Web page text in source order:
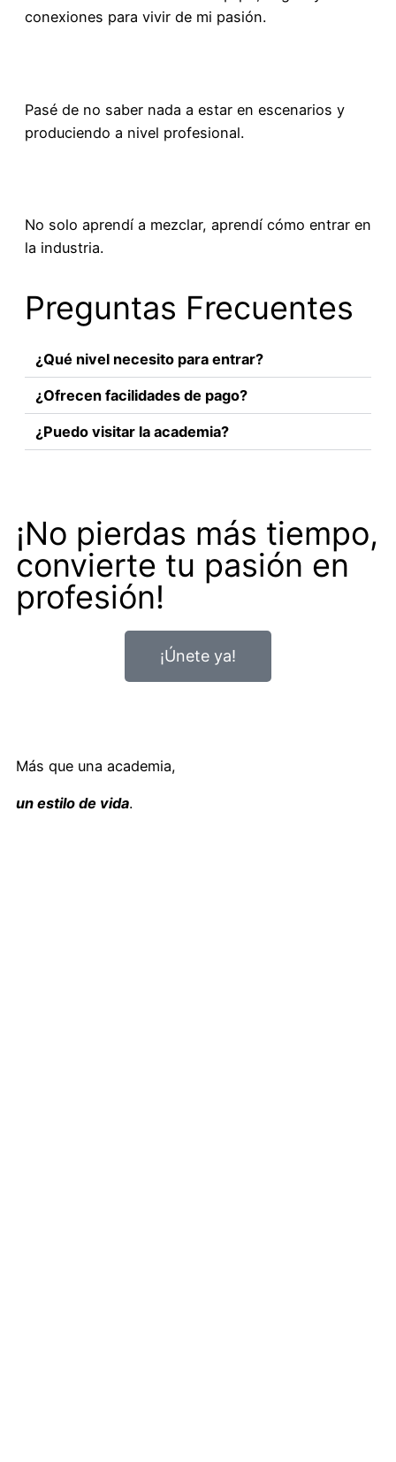
conexiones para vivir de mi pasión.
Pasé de no saber nada a estar en escenarios y
produciendo a nivel profesional.
No solo aprendí a mezclar, aprendí cómo entrar en
la industria.
Preguntas Frecuentes
¿Qué nivel necesito para entrar?
¿Ofrecen facilidades de pago?
¿Puedo visitar la academia?
¡No pierdas más tiempo,
convierte tu pasión en
profesión!
¡Únete ya!
Más que una academia,
un estilo de vida.